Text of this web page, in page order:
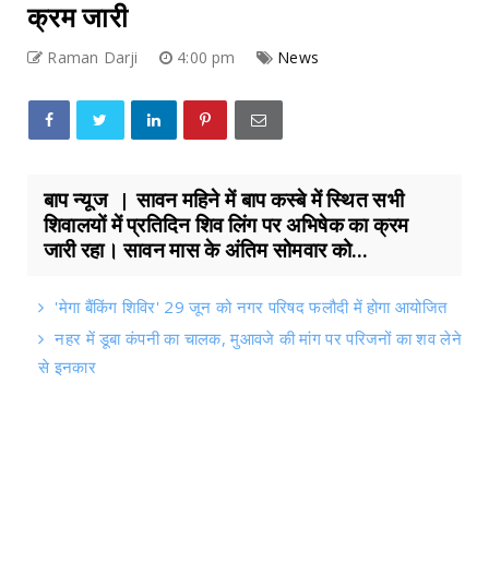
क्रम जारी
Raman Darji 4:00 pm News
बाप न्यूज | सावन महिने में बाप कस्बे में स्थित सभी
शिवालयों में प्रतिदिन शिव लिंग पर अभिषेक का क्रम
जारी रहा। सावन मास के अंतिम सोमवार को...
'मेगा बैंकिंग शिविर' 29 जून को नगर परिषद फलौदी में होगा आयोजित
नहर में डूबा कंपनी का चालक, मुआवजे की मांग पर परिजनों का शव लेने
से इनकार